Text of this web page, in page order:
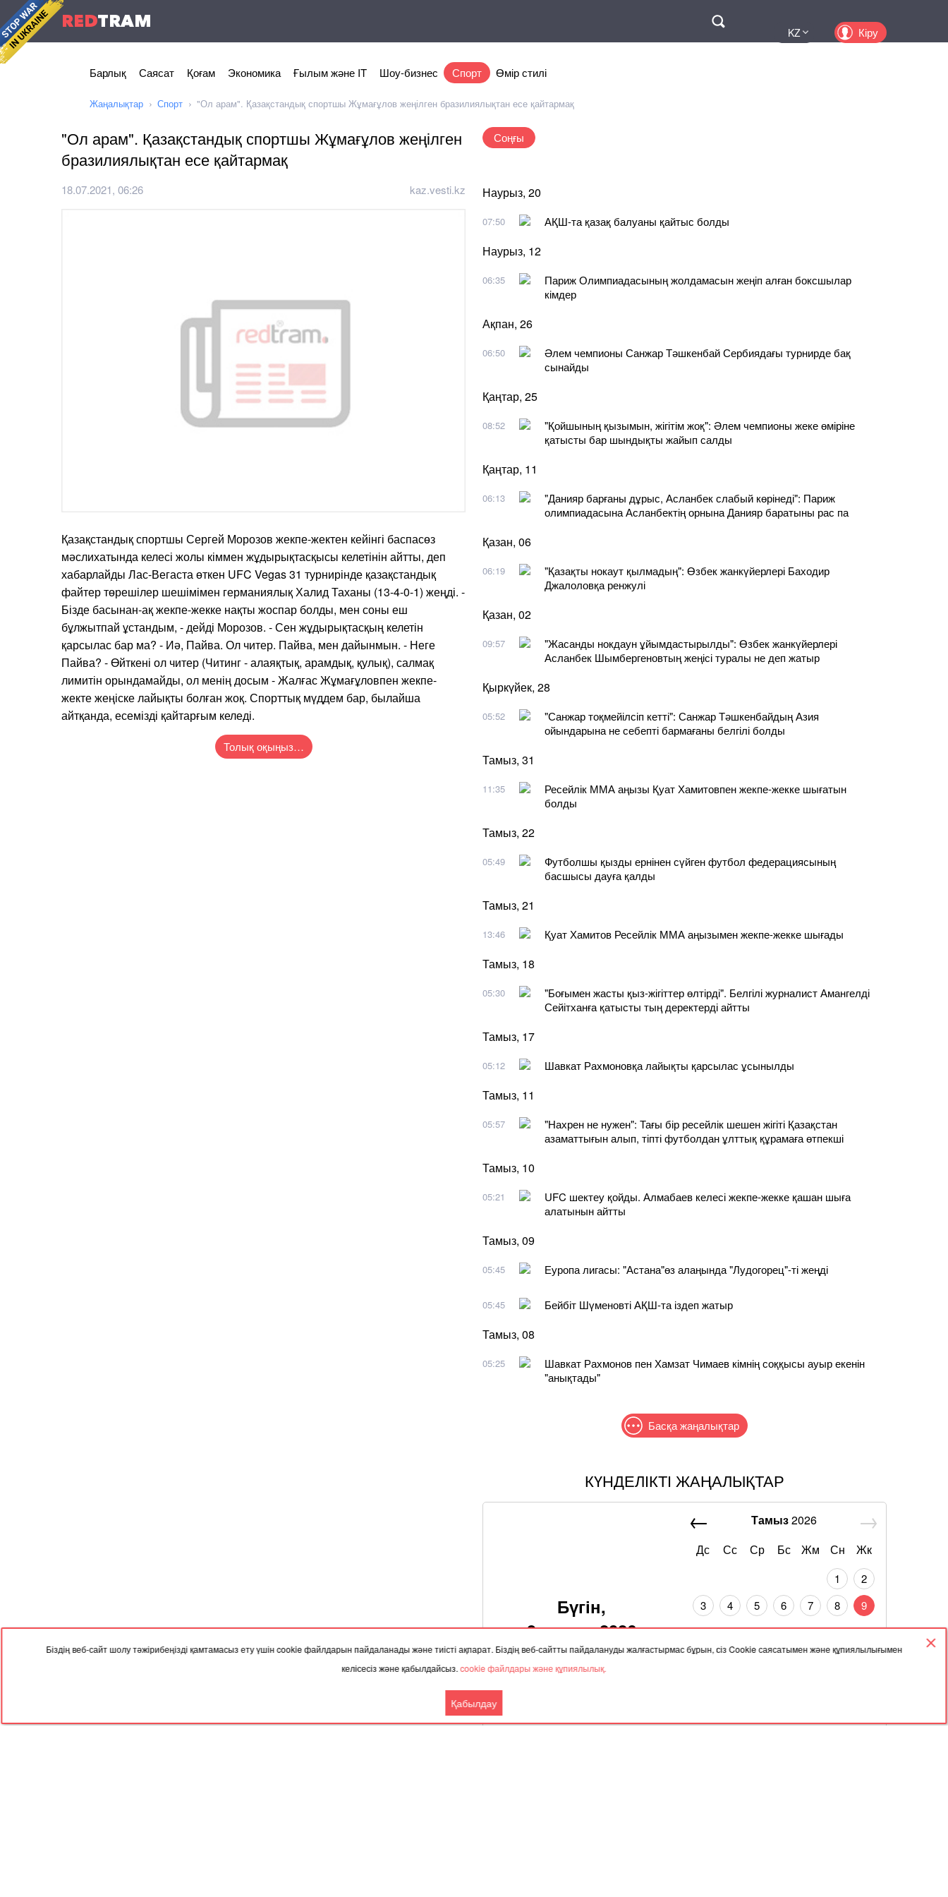
Біздің веб-сайт шолу тәжірибеңізді қамтамасыз ету үшін cookie файлдарын пайдаланады және тиісті ақпарат. Біздің веб-сайтты пайдалануды жалғастырмас бұрын, сіз Cookie саясатымен және құпиялылығымен
келісесіз және қабылдайсыз.cookie файлдары және құпиялылық.
Қабылдау
REDTRAM
KZ Кіру
Барлық Саясат Қоғам Экономика Ғылым және IT Шоу-бизнес Спорт Өмір стилі
Жаңалықтар Спорт "Ол арам". Қазақстандық спортшы Жұмағұлов жеңілген бразилиялықтан есе қайтармақ
"Ол арам". Қазақстандық спортшы Жұмағұлов жеңілген
бразилиялықтан есе қайтармақ
18.07.2021, 06:26 kaz.vesti.kz
Қазақстандық спортшы Сергей Морозов жекпе-жектен кейінгі баспасөз
мәслихатында келесі жолы кіммен жұдырықтасқысы келетінін айтты, деп
хабарлайды Лас-Вегаста өткен UFC Vegas 31 турнирінде қазақстандық
файтер төрешілер шешімімен германиялық Халид Таханы (13-4-0-1) жеңді. -
Бізде басынан-ақ жекпе-жекке нақты жоспар болды, мен соны еш
бұлжытпай ұстандым, - дейді Морозов. - Сен жұдырықтасқың келетін
қарсылас бар ма? - Иә, Пайва. Ол читер. Пайва, мен дайынмын. - Неге
Пайва? - Өйткені ол читер (Читинг - алаяқтық, арамдық, қулық), салмақ
лимитін орындамайды, ол менің досым - Жалғас Жұмағұловпен жекпе-
жекте жеңіске лайықты болған жоқ. Спорттық мүддем бар, былайша
айтқанда, есемізді қайтарғым келеді.
Толық оқыңыз…
Соңғы
Наурыз, 20
07:50 АҚШ-та қазақ балуаны қайтыс болды
Наурыз, 12
06:35
Париж Олимпиадасының жолдамасын жеңіп алған боксшылар
кімдер
Ақпан, 26
06:50
Әлем чемпионы Санжар Тәшкенбай Сербиядағы турнирде бақ
сынайды
Қаңтар, 25
08:52
"Қойшының қызымын, жігітім жоқ": Әлем чемпионы жеке өміріне
қатысты бар шындықты жайып салды
Қаңтар, 11
06:13
"Данияр барғаны дұрыс, Асланбек слабый көрінеді": Париж
олимпиадасына Асланбектің орнына Данияр баратыны рас па
Қазан, 06
06:19
"Қазақты нокаут қылмадың": Өзбек жанкүйерлері Баходир
Джалоловқа ренжулі
Қазан, 02
09:57
"Жасанды нокдаун ұйымдастырылды": Өзбек жанкүйерлері
Асланбек Шымбергеновтың жеңісі туралы не деп жатыр
Қыркүйек, 28
05:52
"Санжар тоқмейілсіп кетті": Санжар Тәшкенбайдың Азия
ойындарына не себепті бармағаны белгілі болды
Тамыз, 31
11:35
Ресейлік ММА аңызы Қуат Хамитовпен жекпе-жекке шығатын
болды
Тамыз, 22
05:49
Футболшы қызды ернінен сүйген футбол федерациясының
басшысы дауға қалды
Тамыз, 21
13:46 Қуат Хамитов Ресейлік ММА аңызымен жекпе-жекке шығады
Тамыз, 18
05:30
"Боғымен жасты қыз-жігіттер өлтірді". Белгілі журналист Амангелді
Сейітханға қатысты тың деректерді айтты
Тамыз, 17
05:12 Шавкат Рахмоновқа лайықты қарсылас ұсынылды
Тамыз, 11
05:57
"Нахрен не нужен": Тағы бір ресейлік шешен жігіті Қазақстан
азаматтығын алып, тіпті футболдан ұлттық құрамаға өтпекші
Тамыз, 10
05:21
UFC шектеу қойды. Алмабаев келесі жекпе-жекке қашан шыға
алатынын айтты
Тамыз, 09
05:45 Еуропа лигасы: "Астана"өз алаңында "Лудогорец"-ті жеңді
05:45 Бейбіт Шүменовті АҚШ-та іздеп жатыр
Тамыз, 08
05:25
Шавкат Рахмонов пен Хамзат Чимаев кімнің соққысы ауыр екенін
"анықтады"
Басқа жаңалықтар
КҮНДЕЛІКТІ ЖАҢАЛЫҚТАР
Бүгін,
9 тамыз 2026
Тамыз2026
Дс
Сс Ср Бс Жм Сн Жк
1
2
3
4 5 6 7 8
9
10
11 12 13 14 15
16
17
22